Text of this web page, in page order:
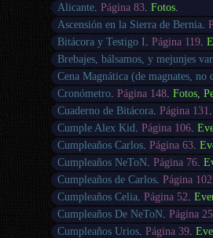
Alicante. Página 83. Fotos.
Ascensión en la Sierra de Bernia
Bitácora y Testigo I Página 119.
Brebajes, bálsamos, y mejunjes
Cena Magnática (de magnates, no
Cronómetro. Página 148. Fotos,
Cuaderno de Bitácora Página 131
Cumple Alex Kid Página 106.
Cumpleaños Carlos. Página 63.
Cumpleaños NeToN. Página 76.
Cumpleaños de Carlos. Página 102
Cumpleaños Celia Página 52
Cumpleaños De NeToN. Página 25
Cumpleaños Urios. Página 39.